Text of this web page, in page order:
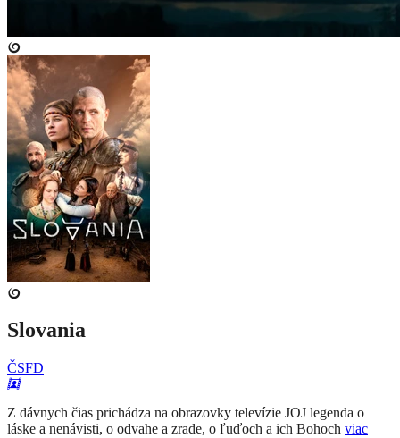
Slovania
ČSFD
Z dávnych čias prichádza na obrazovky televízie JOJ legenda o
láske a nenávisti, o odvahe a zrade, o ľuďoch a ich Bohoch viac